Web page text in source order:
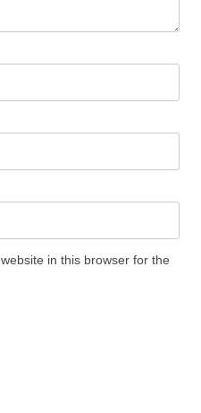
in this browser for the